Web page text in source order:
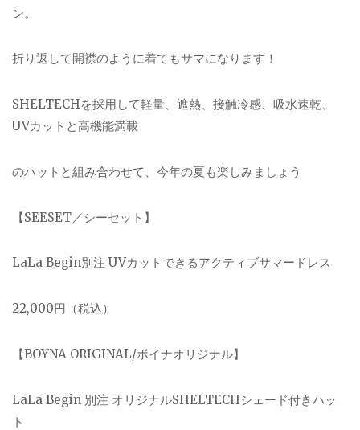
ン。
折り返して開襟のように着てもサマになります！
SHELTECHを採用して軽量、遮熱、接触冷感、吸水速乾、
UVカットと高機能満載
のハットと組み合わせて、今年の夏も楽しみましょう
【SEESET／シーセット】
LaLa Begin別注 UVカットできるアクティブサマードレス
22,000円（税込）
【BOYNA ORIGINAL/ボイナオリジナル】
LaLa Begin 別注 オリジナルSHELTECHシェード付きハッ
ト